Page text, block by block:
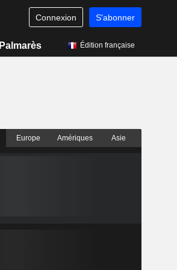
Connexion S'abonner
Palmarès Édition française
Europe Amériques Asie